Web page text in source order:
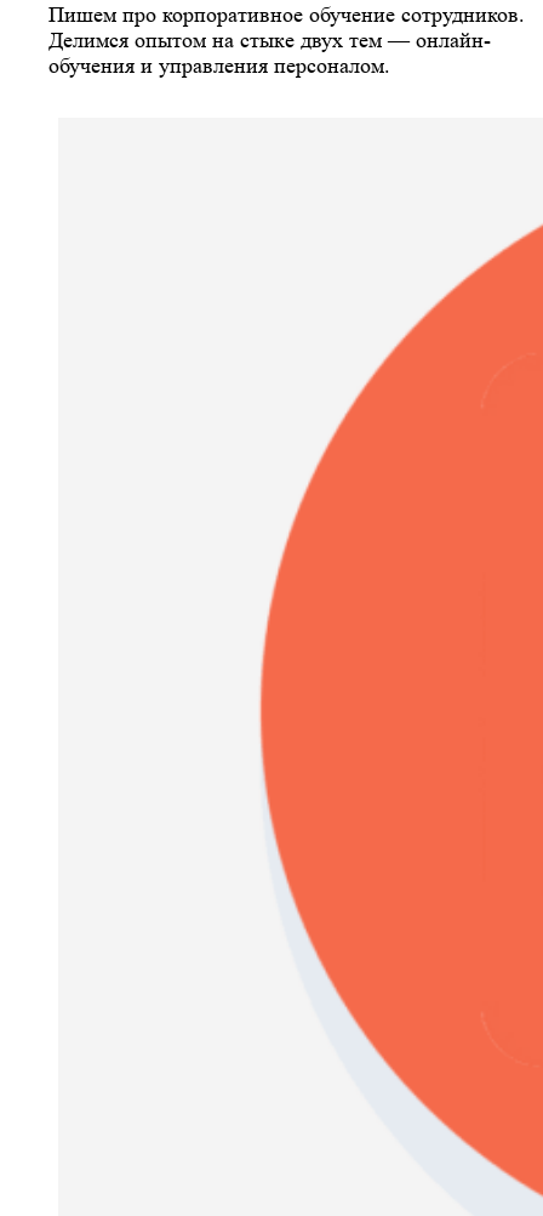
Пишем про корпоративное обучение сотрудников.
Делимся опытом на стыке двух тем — онлайн-
обучения и управления персоналом.